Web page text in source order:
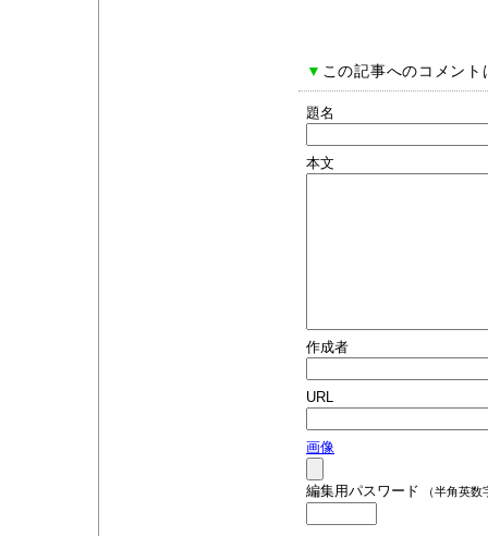
▼ この記事へのコメント
題名
本文
作成者
URL
画像
編集用パスワード （半角英数